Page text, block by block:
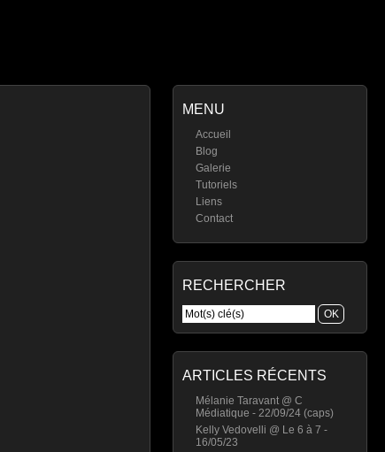
MENU
Accueil
Blog
Galerie
Tutoriels
Liens
Contact
RECHERCHER
ARTICLES RÉCENTS
Mélanie Taravant @ C
Médiatique - 22/09/24 (caps)
Kelly Vedovelli @ Le 6 à 7 -
16/05/23